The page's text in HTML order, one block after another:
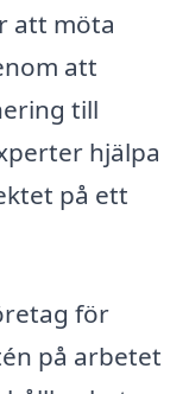
att möta
att
till
hjälpa
på ett
för
på arbetet